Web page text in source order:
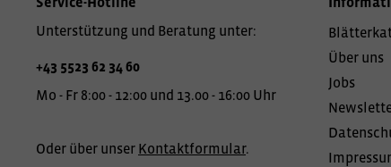
Unterstützung und Beratung unter:
+43 5523 62 34 60
Mo - Fr 8:00 - 12:00 und 13.00 - 16:00 Uhr
Oder über unser Kontaktformular.
Über uns
Jobs